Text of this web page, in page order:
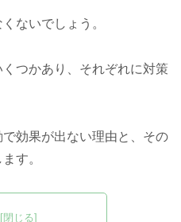
ないでしょう。
つかあり、それぞれに対策
効果が出ない理由と、その
す。